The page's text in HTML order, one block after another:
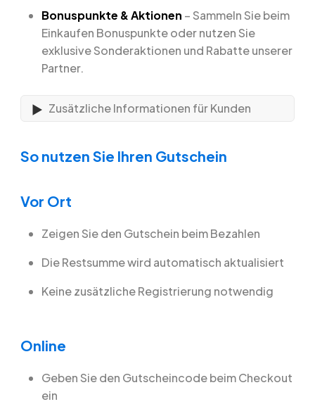
Bonuspunkte & Aktionen – Sammeln Sie beim
Einkaufen Bonuspunkte oder nutzen Sie
exklusive Sonderaktionen und Rabatte unserer
Partner.
Zusätzliche Informationen für Kunden
So nutzen Sie Ihren Gutschein
Vor Ort
Zeigen Sie den Gutschein beim Bezahlen
Die Restsumme wird automatisch aktualisiert
Keine zusätzliche Registrierung notwendig
Online
Geben Sie den Gutscheincode beim Checkout
ein